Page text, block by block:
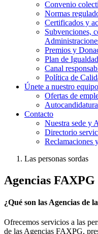
Convenio
Normas
Certificados y
Subvenciones,
Premios y
Plan de Igualdad
Canal
Política de
Únete a nuestro equipo
Ofertas de
Autocandidatura
Contacto
Nuestra sede y
Directorio
Reclamaciones
Las personas sordas
Agencias FAXPG
¿Qué son las Agencias de
Ofrecemos servicios a las
de las Agencias FAXPG,